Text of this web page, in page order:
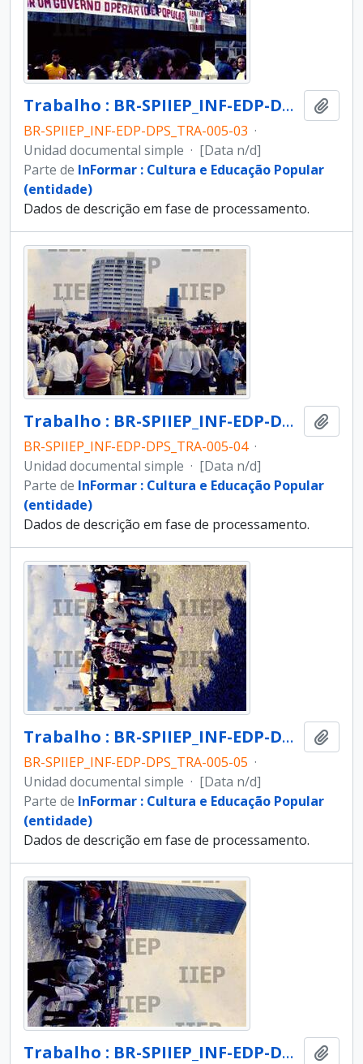
Trabalho : BR-SPIIEP_INF-EDP-DPS_TRA-005-03 [diapositivo]
BR-SPIIEP_INF-EDP-DPS_TRA-005-03 ·
Unidad documental simple · [Data n/d]
Parte de InFormar : Cultura e Educação Popular
(entidade)
Dados de descrição em fase de processamento.
Trabalho : BR-SPIIEP_INF-EDP-DPS_TRA-005-04 [diapositivo]
BR-SPIIEP_INF-EDP-DPS_TRA-005-04 ·
Unidad documental simple · [Data n/d]
Parte de InFormar : Cultura e Educação Popular
(entidade)
Dados de descrição em fase de processamento.
Trabalho : BR-SPIIEP_INF-EDP-DPS_TRA-005-05 [diapositivo]
BR-SPIIEP_INF-EDP-DPS_TRA-005-05 ·
Unidad documental simple · [Data n/d]
Parte de InFormar : Cultura e Educação Popular
(entidade)
Dados de descrição em fase de processamento.
Trabalho : BR-SPIIEP_INF-EDP-DPS_TRA-005-06 [diapositivo]